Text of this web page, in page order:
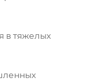
в тяжелых